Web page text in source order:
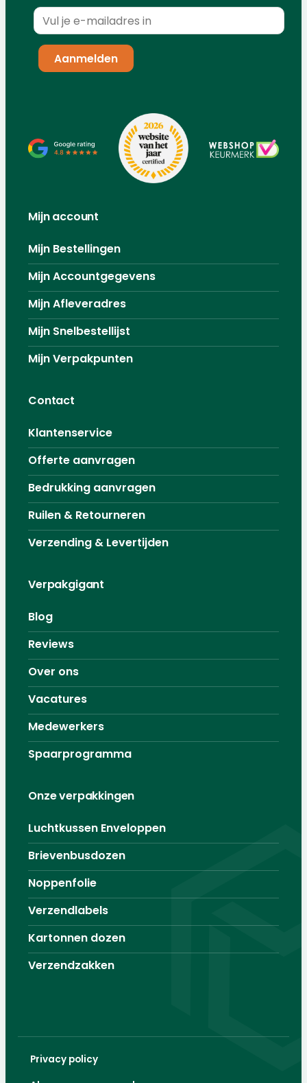
Mijn account
Mijn Bestellingen
Mijn Accountgegevens
Mijn Afleveradres
Mijn Snelbestellijst
Mijn Verpakpunten
Contact
Klantenservice
Offerte aanvragen
Bedrukking aanvragen
Ruilen & Retourneren
Verzending & Levertijden
Verpakgigant
Blog
Reviews
Over ons
Vacatures
Medewerkers
Spaarprogramma
Onze verpakkingen
Luchtkussen Enveloppen
Brievenbusdozen
Noppenfolie
Verzendlabels
Kartonnen dozen
Verzendzakken
Privacy policy